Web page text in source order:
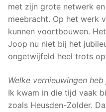
met zijn grote netwerk
meebracht. Op het werk
kunnen voortbouwen.
Joop nu niet bij het
ongetwijfeld heel trots
Welke vernieuwingen
Ik kwam in die tijd vaak
zoals Heusden-Zolder.